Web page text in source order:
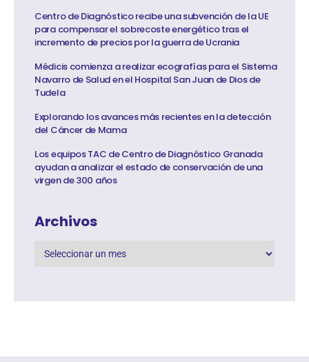
Centro de Diagnóstico recibe una subvención de la UE
para compensar el sobrecoste energético tras el
incremento de precios por la guerra de Ucrania
Médicis comienza a realizar ecografías para el Sistema
Navarro de Salud en el Hospital San Juan de Dios de
Tudela
Explorando los avances más recientes en la detección
del Cáncer de Mama
Los equipos TAC de Centro de Diagnóstico Granada
ayudan a analizar el estado de conservación de una
virgen de 300 años
Archivos